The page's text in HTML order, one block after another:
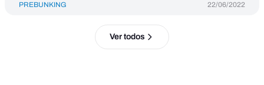
PREBUNKING 22/06/2022
Ver todos